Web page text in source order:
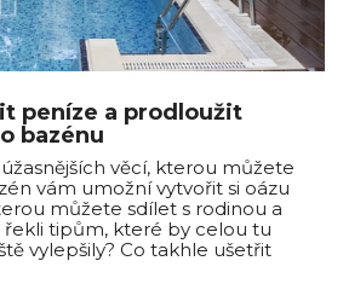
peníze a prodloužit
bazénu
věcí, kterou můžete
vám umožní vytvořit si oázu
můžete sdílet s rodinou a
řekli tipům, které by celou tu
vylepšily? Co takhle ušetřit